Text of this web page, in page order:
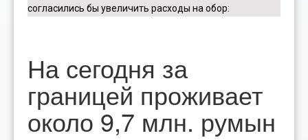
согласились бы увеличить расходы на обор:
На сегодня за
границей проживает
около 9,7 млн. румын